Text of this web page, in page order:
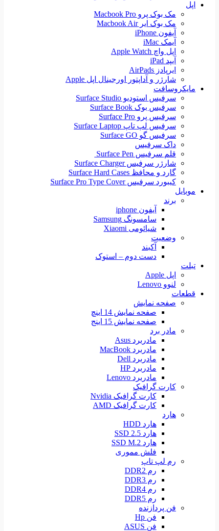
اپل
مک بوک پرو Macbook Pro
مک بوک ایر Macbook Air
آیفون iPhone
آیمک iMac
اپل واچ Apple Watch
آیپد iPad
ایرپادز AirPads
شارژر و آداپتور اورجینال اپل Apple
مایکروسافت
سرفیس استودیو Surface Studio
سرفیس بوک Surface Book
سرفیس پرو Surface Pro
سرفیس لپ تاپ Surface Laptop
سرفیس گو Surface GO
داک سرفیس
قلم سرفیس Surface Pen
شارژر سرفیس Surface Charger
گارد و محافظ Surface Hard Cases
کیبورد سرفیس Surface Pro Type Cover
موبایل
برند
آیفون iphone
سامسونگ Samsung
شیائومی Xiaomi
وضعیت
آکبند
دست دوم – استوک
تبلت
اپل Apple
لنوو Lenovo
قطعات
صفحه نمایش
صفحه نمایش 14 اینچ
صفحه نمایش 15 اینج
مادر برد
مادربرد Asus
مادربرد MacBook
مادربرد Dell
مادربرد HP
مادربرد Lenovo
کارت گرافیک
کارت گرافیک Nvidia
کارت گرافیک AMD
هارد
هارد HDD
هارد SSD 2.5
هارد SSD M.2
فلش مموری
رم لپ تاپ
رم DDR2
رم DDR3
رم DDR4
رم DDR5
فن پردازنده
فن Hp
فن ASUS